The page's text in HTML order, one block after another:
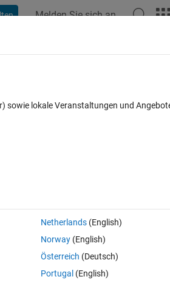
Melden Sie sich an
15.1
0 Stimmen
when starting MATLAB after updating to
sowie lokale Veranstaltungen und
Netherlands(English)
Norway(English)
Österreich (Deutsch)
Portugal (English)